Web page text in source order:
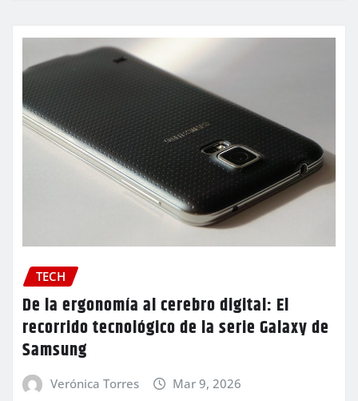
TECH
De la ergonomía al cerebro digital: El
recorrido tecnológico de la serie Galaxy de
Samsung
Verónica Torres Mar 9, 2026